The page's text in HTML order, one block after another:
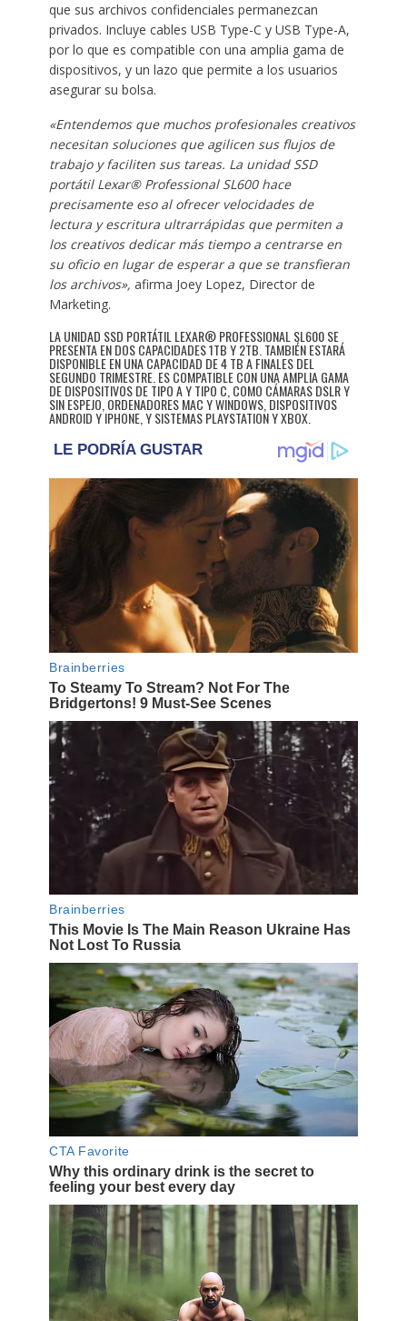
que sus archivos confidenciales permanezcan
privados. Incluye cables USB Type-C y USB Type-A,
por lo que es compatible con una amplia gama de
dispositivos, y un lazo que permite a los usuarios
asegurar su bolsa.
«Entendemos que muchos profesionales creativos
necesitan soluciones que agilicen sus flujos de
trabajo y faciliten sus tareas. La unidad SSD
portátil Lexar® Professional SL600 hace
precisamente eso al ofrecer velocidades de
lectura y escritura ultrarrápidas que permiten a
los creativos dedicar más tiempo a centrarse en
su oficio en lugar de esperar a que se transfieran
los archivos», afirma Joey Lopez, Director de
Marketing.
LA UNIDAD SSD PORTÁTIL LEXAR® PROFESSIONAL SL600 SE
PRESENTA EN DOS CAPACIDADES 1TB Y 2TB. TAMBIÉN ESTARÁ
DISPONIBLE EN UNA CAPACIDAD DE 4 TB A FINALES DEL
SEGUNDO TRIMESTRE. ES COMPATIBLE CON UNA AMPLIA GAMA
DE DISPOSITIVOS DE TIPO A Y TIPO C, COMO CÁMARAS DSLR Y
SIN ESPEJO, ORDENADORES MAC Y WINDOWS, DISPOSITIVOS
ANDROID Y IPHONE, Y SISTEMAS PLAYSTATION Y XBOX.